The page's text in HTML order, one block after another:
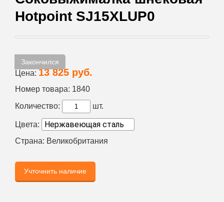
Hotpoint SJ15XLUP0
Закончился
Цена: 13 825 руб.
Номер товара: 1840
Количество:
шт.
Цвета:
Страна: Великобритания
Учточнить наличие